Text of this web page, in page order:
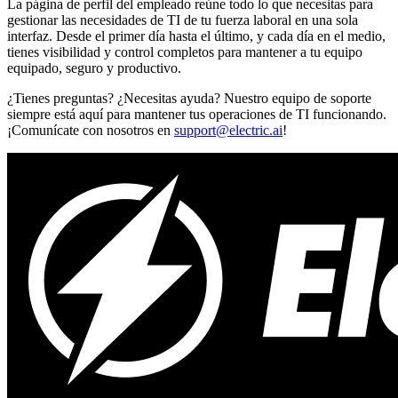
La página de perfil del empleado reúne todo lo que necesitas para
gestionar las necesidades de TI de tu fuerza laboral en una sola
interfaz. Desde el primer día hasta el último, y cada día en el medio,
tienes visibilidad y control completos para mantener a tu equipo
equipado, seguro y productivo.
¿Tienes preguntas? ¿Necesitas ayuda? Nuestro equipo de soporte
siempre está aquí para mantener tus operaciones de TI funcionando.
¡Comunícate con nosotros en support@electric.ai!